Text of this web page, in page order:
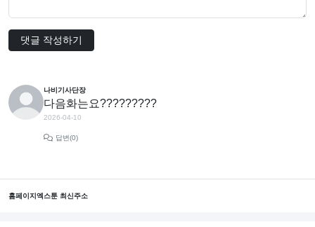
댓글 작성하기
나비기사단장
다음화는요?????????
2026-04-10
답변(0)
홈페이지 엑스툰 최신주소